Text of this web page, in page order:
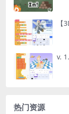
【
v.
热门资源